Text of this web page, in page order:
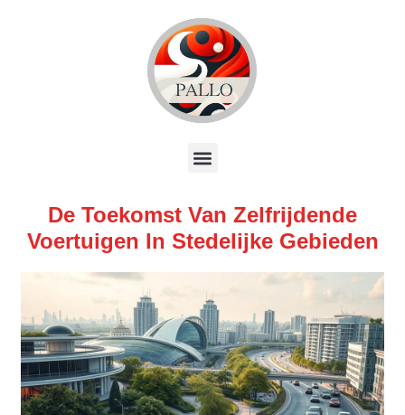
De Toekomst Van Zelfrijdende
Voertuigen In Stedelijke Gebieden